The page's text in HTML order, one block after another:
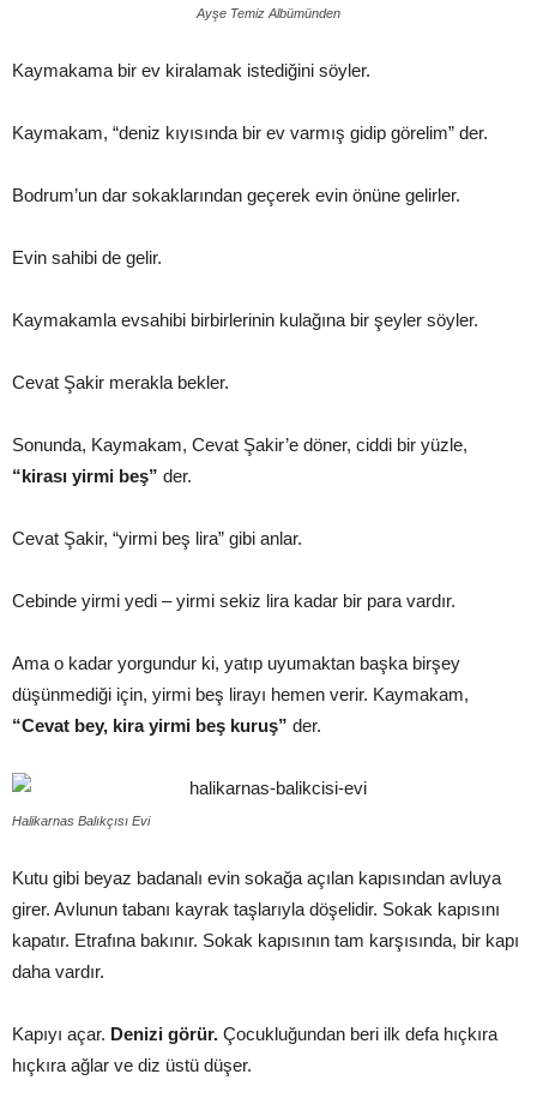
Ayşe Temiz Albümünden
Kaymakama bir ev kiralamak istediğini söyler.
Kaymakam, “deniz kıyısında bir ev varmış gidip görelim” der.
Bodrum’un dar sokaklarından geçerek evin önüne gelirler.
Evin sahibi de gelir.
Kaymakamla evsahibi birbirlerinin kulağına bir şeyler söyler.
Cevat Şakir merakla bekler.
Sonunda, Kaymakam, Cevat Şakir’e döner, ciddi bir yüzle,
“kirası yirmi beş” der.
Cevat Şakir, “yirmi beş lira” gibi anlar.
Cebinde yirmi yedi – yirmi sekiz lira kadar bir para vardır.
Ama o kadar yorgundur ki, yatıp uyumaktan başka birşey
düşünmediği için, yirmi beş lirayı hemen verir. Kaymakam,
“Cevat bey, kira yirmi beş kuruş” der.
Halikarnas Balıkçısı Evi
Kutu gibi beyaz badanalı evin sokağa açılan kapısından avluya
girer. Avlunun tabanı kayrak taşlarıyla döşelidir. Sokak kapısını
kapatır. Etrafına bakınır. Sokak kapısının tam karşısında, bir kapı
daha vardır.
Kapıyı açar. Denizi görür. Çocukluğundan beri ilk defa hıçkıra
hıçkıra ağlar ve diz üstü düşer.